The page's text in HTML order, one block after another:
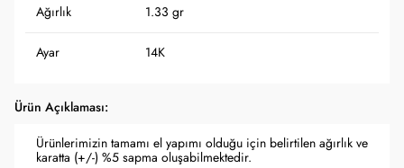
Ağırlık 1.33 gr
Ayar 14K
Ürün Açıklaması:
Ürünlerimizin tamamı el yapımı olduğu için belirtilen ağırlık ve
karatta (+/-) %5 sapma oluşabilmektedir.